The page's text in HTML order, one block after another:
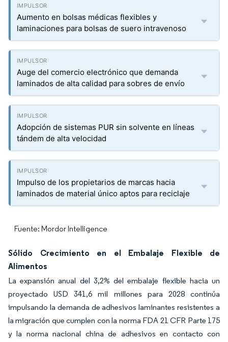
Aumento en bolsas médicas flexibles y
laminaciones para bolsas de suero intravenoso
Auge del comercio electrónico que demanda
laminados de alta calidad para sobres de envío
Adopción de sistemas PUR sin solvente en líneas
tándem de alta velocidad
Impulso de los propietarios de marcas hacia
laminados de material único aptos para reciclaje
Fuente: Mordor Intelligence
Sólido Crecimiento en el Embalaje Flexible de
Alimentos
La expansión anual del 3,2% del embalaje flexible hacia un
proyectado USD 341,6 mil millones para 2028 continúa
impulsando la demanda de adhesivos laminantes resistentes a
la migración que cumplen con la norma FDA 21 CFR Parte 175
y la norma nacional china de adhesivos en contacto con